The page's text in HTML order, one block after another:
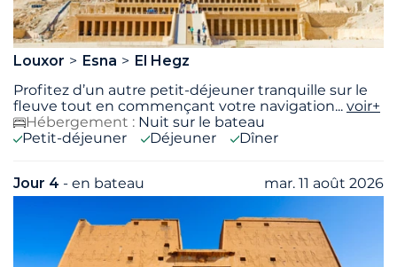
Louxor Esna
El Hegz
Profitez d’un autre petit-déjeuner tranquille sur le
fleuve tout en commençant votre navigation... voir+
Hébergement : Nuit sur le bateau
Petit-déjeuner
Déjeuner Dîner
Jour 4 - en bateau mar. 11 août 2026